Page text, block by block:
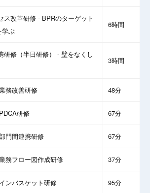
改革研修 - BPRのターゲット
学ぶ
6時間
修（半日研修） - 壁をなくし
3時間
務改善研修 48分
研修 67分
門間連携研修 67分
務フロー図作成研修 37分
ンバスケット研修 95分